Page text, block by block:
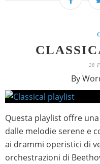
28
By
Questa playlist offre
dalle melodie serene e
ai drammi operistici di
orchestrazioni di